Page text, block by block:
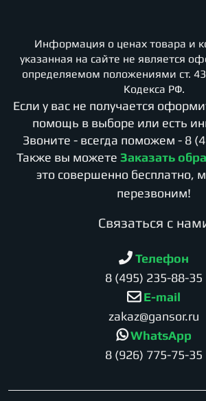
Информация о ценах товара и
указанная на сайте не является
определяемом положениями ст.
Кодекса РФ.
Если у вас не получается
помощь в выборе или есть
Звоните - всегда поможем - 8
Также вы можете Заказать
это совершенно бесплатно,
перезвоним!
Cвязаться с
Телефон
8 (495) 235-88-35
E-mail
zakaz@gansor.ru
WhatsApp
8 (926) 775-75-35